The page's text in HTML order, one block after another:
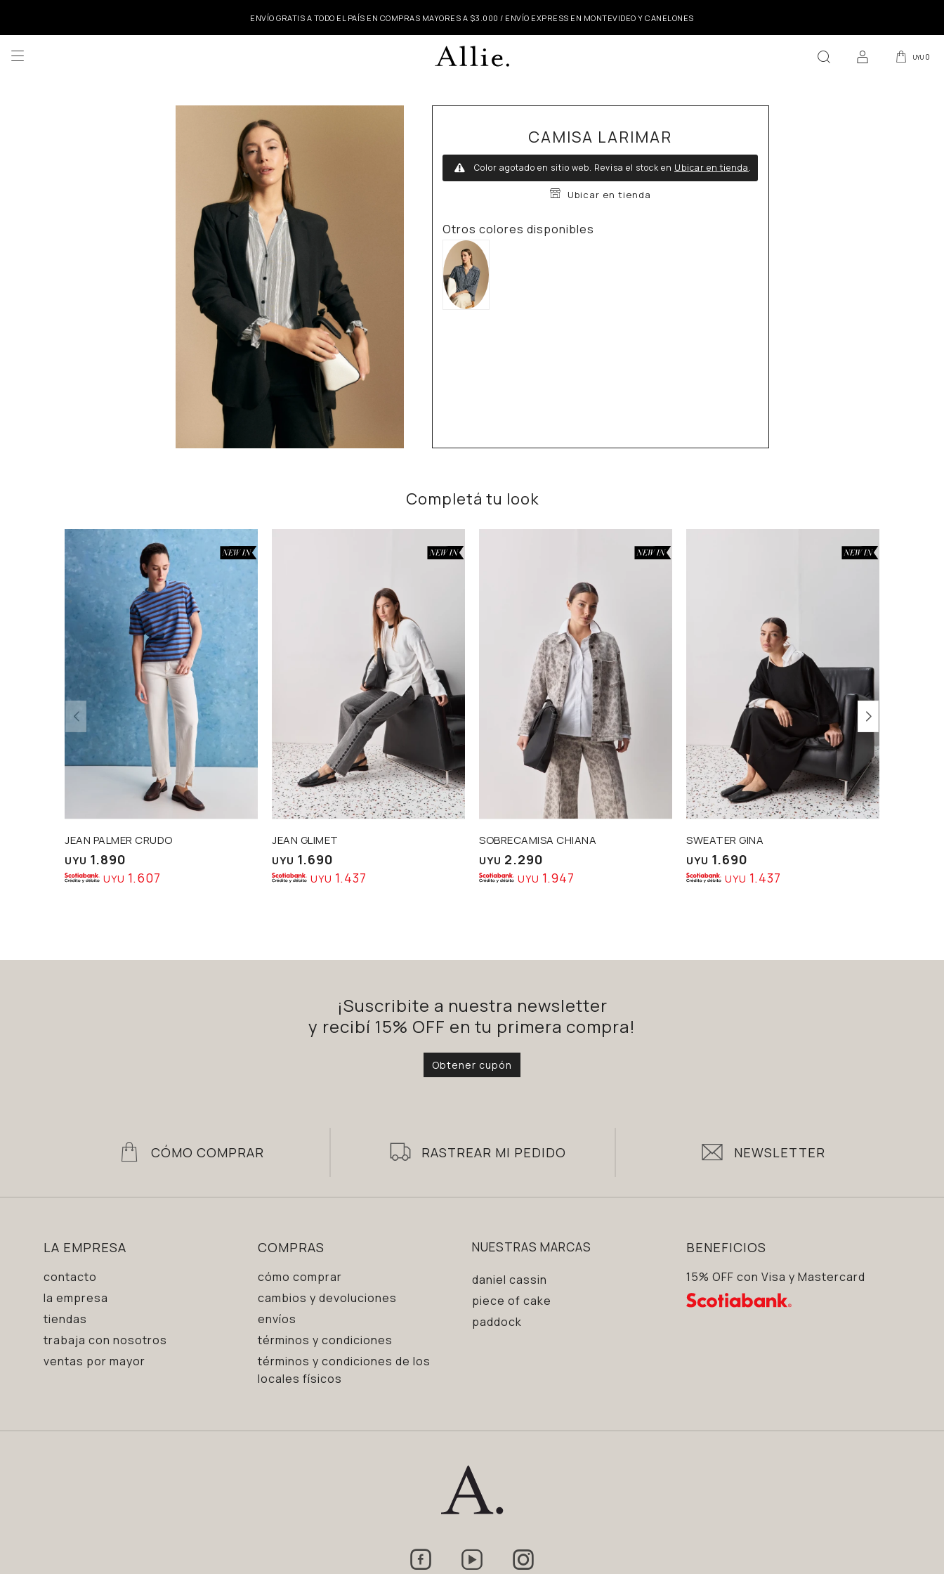
ENVÍO GRATIS A TODO EL PAÍS EN COMPRAS MAYORES A $3.000 / ENVÍO EXPRESS EN MONTEVIDEO Y CANELONES
UYU 0

CAMISA LARIMAR
Color agotado en sitio web. Revisa el stock en Ubicar en tienda.
Ubicar en tienda
Otros colores disponibles
Completá tu look
JEAN PALMER CRUDO
UYU 1.890
UYU 1.607
JEAN GLIMET
UYU 1.690
UYU 1.437
SOBRECAMISA CHIANA
UYU 2.290
UYU 1.947
SWEATER GINA
UYU 1.690
UYU 1.437
¡Suscribite a nuestra newsletter
y recibí 15% OFF en tu primera compra!
Obtener cupón
CÓMO COMPRAR RASTREAR MI PEDIDO NEWSLETTER
LA EMPRESA
contacto
la empresa
tiendas
trabaja con nosotros
ventas por mayor
COMPRAS
cómo comprar
cambios y devoluciones
envíos
términos y condiciones
términos y condiciones de los
locales físicos
NUESTRAS MARCAS
daniel cassin
piece of cake
paddock
BENEFICIOS
15% OFF con Visa y Mastercard
  